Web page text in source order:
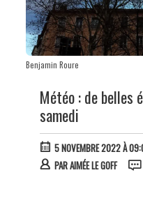
Benjamin Roure
Météo : de belles
samedi
5 NOVEMBRE 2022 À
PARAIMÉE LE GOFF